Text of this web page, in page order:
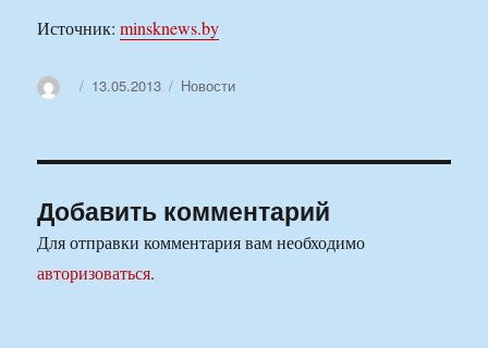
Источник:minsknews.by
АвторОпубликовано
13.05.2013 Рубрики
Новости
Добавить комментарий
Для отправки комментария вам необходимо
авторизоваться.